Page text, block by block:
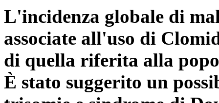
L'incidenza globale di
associate all'uso di
di quella riferita alla
È stato suggerito un